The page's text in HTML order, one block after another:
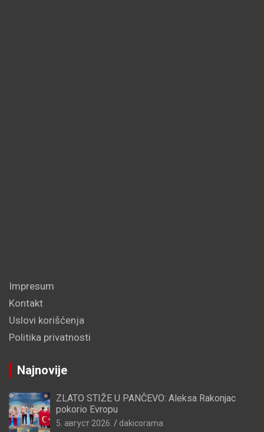
Impresum
Kontakt
Uslovi korišćenja
Politika privatnosti
Najnovije
ZLATO STIŽE U PANČEVO: Aleksa Rakonjac
pokorio Evropu
5. август 2026. dakicorama